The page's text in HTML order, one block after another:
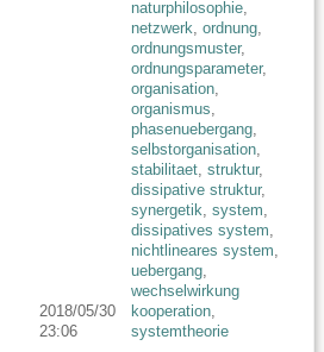
naturphilosophie,
netzwerk, ordnung,
ordnungsmuster,
ordnungsparameter,
organisation,
organismus,
phasenuebergang,
selbstorganisation,
stabilitaet, struktur,
dissipative struktur,
synergetik, system,
dissipatives system,
nichtlineares system,
uebergang,
wechselwirkung
2018/05/30
23:06
kooperation,
systemtheorie